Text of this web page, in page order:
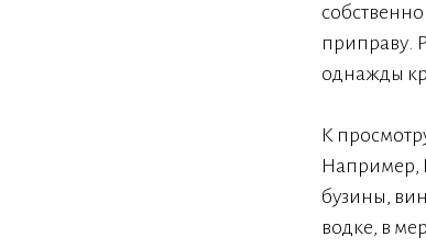
приправу.
однажды
К
Например,
бузины,
водке, в